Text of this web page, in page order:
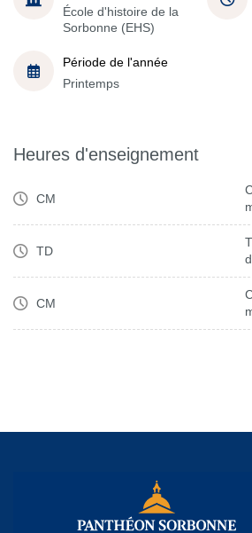
École d'histoire de la
Sorbonne (EHS)
Période de l'année
Printemps
Heures d'enseignement
CM
TD
CM